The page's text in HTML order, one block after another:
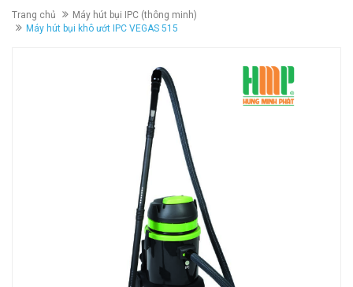
Trang chủ
Máy hút bụi IPC (thông minh)
Máy hút bụi khô ướt IPC VEGAS 515